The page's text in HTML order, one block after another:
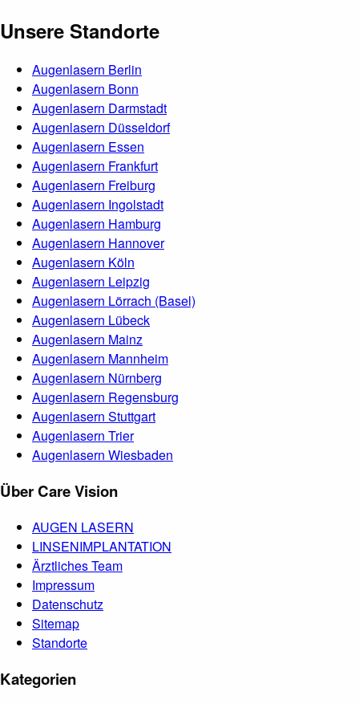
Unsere Standorte
Augenlasern Berlin
Augenlasern Bonn
Augenlasern Darmstadt
Augenlasern Düsseldorf
Augenlasern Essen
Augenlasern Frankfurt
Augenlasern Freiburg
Augenlasern Ingolstadt
Augenlasern Hamburg
Augenlasern Hannover
Augenlasern Köln
Augenlasern Leipzig
Augenlasern Lörrach (Basel)
Augenlasern Lübeck
Augenlasern Mainz
Augenlasern Mannheim
Augenlasern Nürnberg
Augenlasern Regensburg
Augenlasern Stuttgart
Augenlasern Trier
Augenlasern Wiesbaden
Über Care Vision
AUGEN LASERN
LINSENIMPLANTATION
Ärztliches Team
Impressum
Datenschutz
Sitemap
Standorte
Kategorien